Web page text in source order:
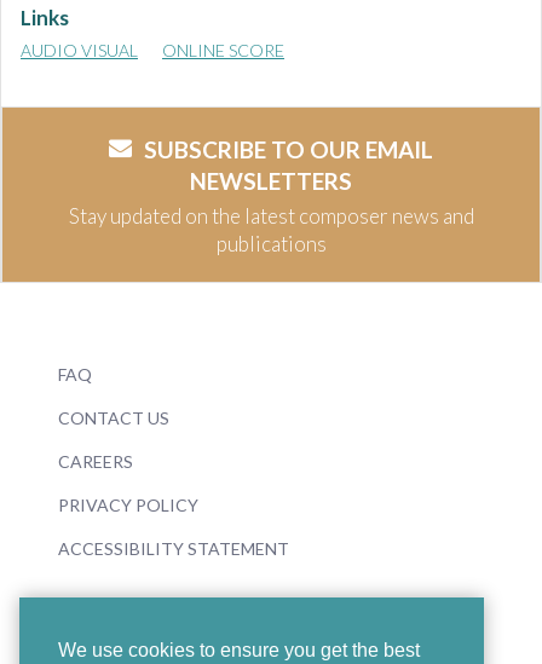
We use cookies to ensure you get the best
Links
AUDIO VISUAL ONLINE SCORE
SUBSCRIBE TO OUR EMAIL
NEWSLETTERS
Stay updated on the latest composer news and
publications
FAQ
CONTACT US
CAREERS
PRIVACY POLICY
ACCESSIBILITY STATEMENT